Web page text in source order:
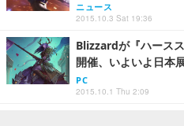
ニュース
2015.10.3 Sat 19:36
Blizzardが『ハース
開催、いよいよ日本
PC
2015.10.1 Thu 2:09